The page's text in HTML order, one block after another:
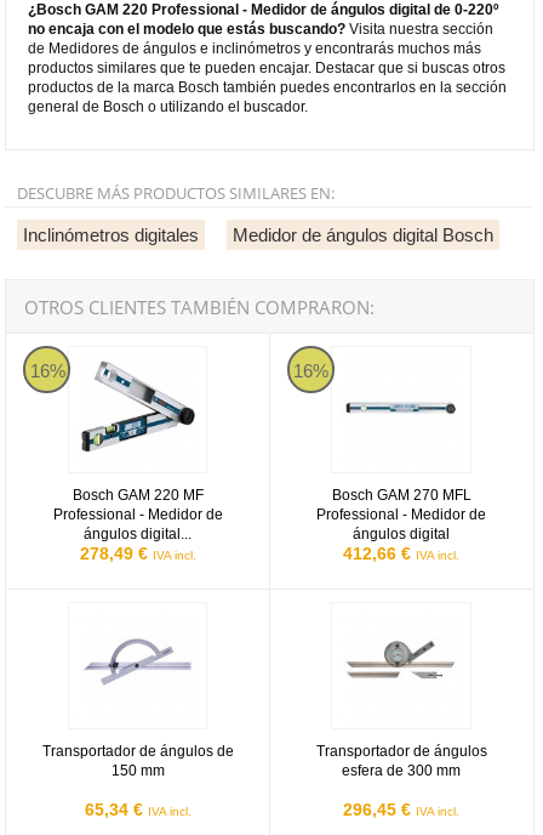
¿Bosch GAM 220 Professional - Medidor de ángulos digital de 0-220º
no encaja con el modelo que estás buscando? Visita nuestra sección
de Medidores de ángulos e inclinómetros y encontrarás muchos más
productos similares que te pueden encajar. Destacar que si buscas otros
productos de la marca Bosch también puedes encontrarlos en la sección
general de Bosch o utilizando el buscador.
DESCUBRE MÁS PRODUCTOS SIMILARES EN:
Inclinómetros digitales Medidor de ángulos digital Bosch
OTROS CLIENTES TAMBIÉN COMPRARON:
16%
Bosch GAM 220 MF
Professional - Medidor de
ángulos digital...
278,49 € IVA incl.
Bosch GAM 220 MF Professional - Medidor de ángulos digital con
16%
Bosch GAM 270 MFL
Professional - Medidor de
ángulos digital
412,66 € IVA incl.
Bosch GAM 270 MFL
Transportador de ángulos de
150 mm
65,34 € IVA incl.
Transportador de ángulos
esfera de 300 mm
296,45 € IVA incl.